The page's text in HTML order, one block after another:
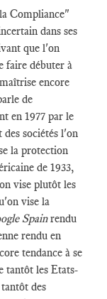
Compliance"
dans ses
que l'on
faire débuter à
encore
de
en 1977 par le
sociétés l'on
la protection
de 1933,
vise plutôt les
vise la
Spainrendu
rendu en
tendance à se
tantôt les Etats-
des